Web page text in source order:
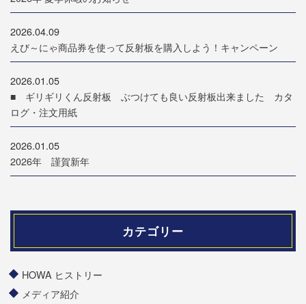
2026.04.09
えび～にゃ商品券を使って反射板を購入しよう！キャンペーン
2026.01.05
■ ギリギリくん反射板 ぶつけても良い反射板出来ました カタ
ログ・注文用紙
2026.01.05
2026年 謹賀新年
カテゴリー
HOWA ヒストリー
メディア紹介